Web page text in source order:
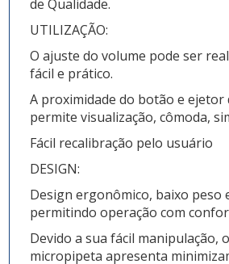
de Qualidade.
UTILIZAÇÃO:
O ajuste do volume pode ser
fácil e prático.
A proximidade do botão e ejetor
permite visualização, cômoda,
Fácil recalibração pelo usuário
DESIGN:
Design ergonômico, baixo peso
permitindo operação com
Devido a sua fácil manipulação,
micropipeta apresenta